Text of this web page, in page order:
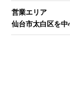
営業エリア
仙台市太白区を